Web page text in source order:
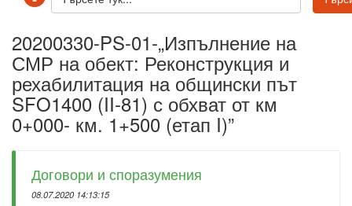
20200330-PS-01-„Изпълнение на
СМР на обект: Реконструкция и
рехабилитация на общински път
SFO1400 (II-81) с обхват от км
0+000- км. 1+500 (етап I)”
Договори и споразумения
08.07.2020 14:13:15